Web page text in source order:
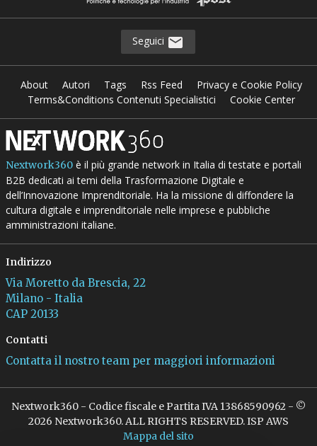
Seguici
About Autori Tags Rss Feed
Privacy e Cookie Policy
Terms&Conditions Contenuti Specialistici
Cookie Center
Nextwork360è il più grande network in Italia di testate e portali
B2B dedicati ai temi della Trasformazione Digitale e
dell’Innovazione Imprenditoriale. Ha la missione di diffondere la
cultura digitale e imprenditoriale nelle imprese e pubbliche
amministrazioni italiane.
Indirizzo
Via Moretto da Brescia, 22
Milano - Italia
CAP 20133
Contatti
Contatta il nostro team per maggiori informazioni
Nextwork360 - Codice fiscale e Partita IVA 13868590962 - ©
2026 Nextwork360. ALL RIGHTS RESERVED. ISP AWS
Mappa del sito